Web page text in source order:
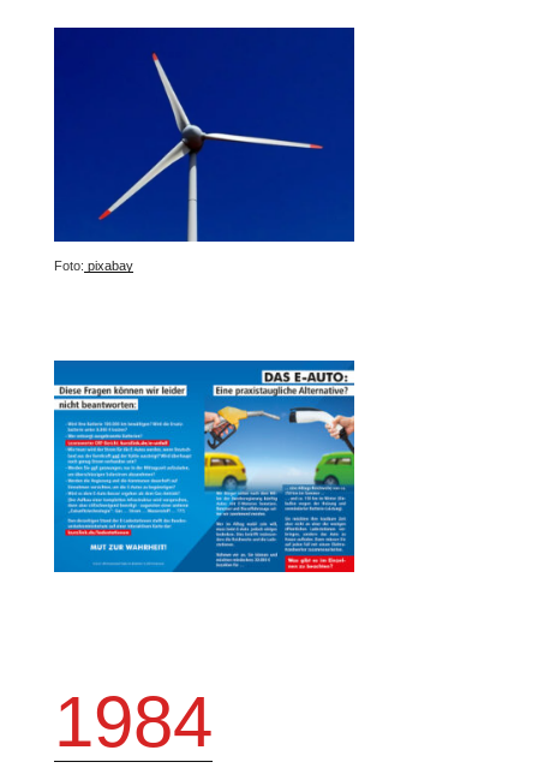
Foto: pixabay
1984